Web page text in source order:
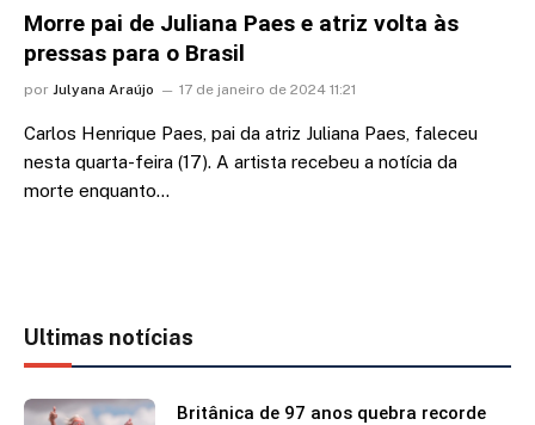
Morre pai de Juliana Paes e atriz volta às
pressas para o Brasil
por Julyana Araújo 17 de janeiro de 2024 11:21
Carlos Henrique Paes, pai da atriz Juliana Paes, faleceu
nesta quarta-feira (17). A artista recebeu a notícia da
morte enquanto…
Ultimas notícias
Britânica de 97 anos quebra recorde